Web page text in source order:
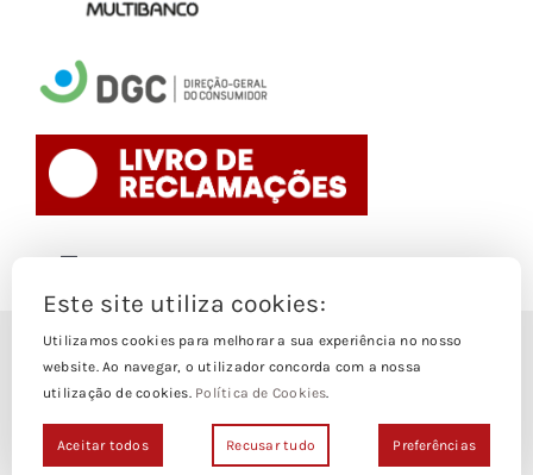
Navigation
Termos e Condições
© Copyright 1988- 2026
Loja Edições Piaget byPiaget Ensino Superior
direitos Reservados | Powered by
Este site utiliza cookies:
Utilizamos cookies para melhorar a sua experiência no nosso
website. Ao navegar, o utilizador concorda com a nossa
utilização de cookies. Política de Cookies.
Aceitar todos Recusar tudo Preferências